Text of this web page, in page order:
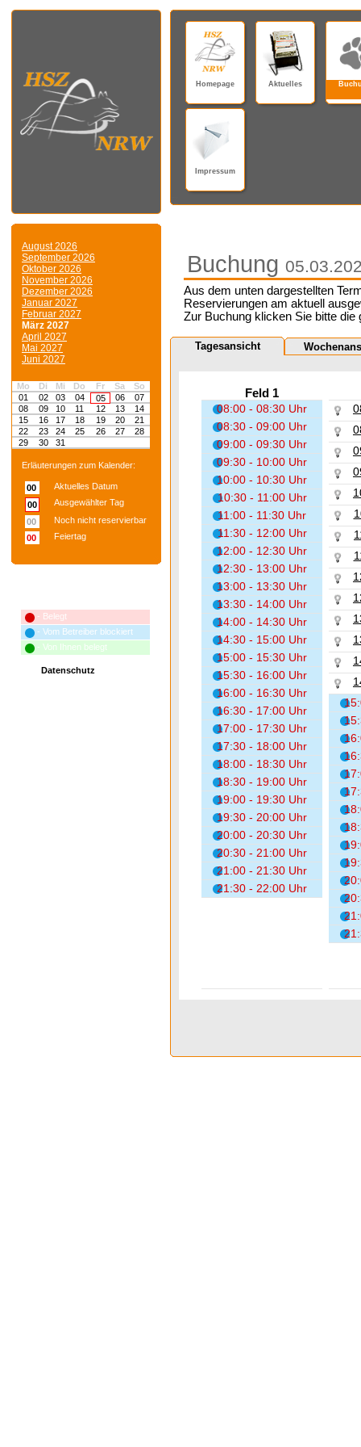
August 2026
September 2026
Oktober 2026
November 2026
Dezember 2026
Januar 2027
Februar 2027
März 2027
April 2027
Mai 2027
Juni 2027
Mo Di Mi Do Fr Sa
So
01
02 03 04 05 06
07
08
09 10 11 12 13
14
15
16 17 18 19 20
21
22
23 24 25 26 27
28
29
30 31
Erläuterungen zum Kalender:
00
Aktuelles Datum
00
Ausgewählter Tag
00
Noch nicht reservierbar
00
Feiertag
- Belegt
- Vom Betreiber blockiert
- Von Ihnen belegt
Datenschutz
Homepage Aktuelles
Impressum
Buchung
Aus dem unten dargestellten
Reservierungen am aktuell
Zur Buchung klicken Sie bitte die
Tagesansicht
Feld 1
08:00 - 08:30 Uhr
08:30 - 09:00 Uhr
09:00 - 09:30 Uhr
09:30 - 10:00 Uhr
10:00 - 10:30 Uhr
10:30 - 11:00 Uhr
11:00 - 11:30 Uhr
11:30 - 12:00 Uhr
12:00 - 12:30 Uhr
12:30 - 13:00 Uhr
13:00 - 13:30 Uhr
13:30 - 14:00 Uhr
14:00 - 14:30 Uhr
14:30 - 15:00 Uhr
15:00 - 15:30 Uhr
15:30 - 16:00 Uhr
16:00 - 16:30 Uhr
16:30 - 17:00 Uhr
17:00 - 17:30 Uhr
17:30 - 18:00 Uhr
18:00 - 18:30 Uhr
18:30 - 19:00 Uhr
19:00 - 19:30 Uhr
19:30 - 20:00 Uhr
20:00 - 20:30 Uhr
20:30 - 21:00 Uhr
21:00 - 21:30 Uhr
21:30 - 22:00 Uhr